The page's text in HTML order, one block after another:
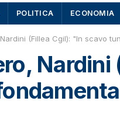
POLITICA ECONOMIA
(Fillea Cgil): "In scavo